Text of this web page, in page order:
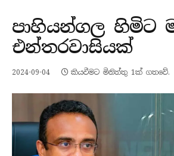
පාහියන්ගල හිමිට
එන්තරවාසියක්
2024-09-04 කියවීමට මිනිත්තු 1ක් ගතවේ.